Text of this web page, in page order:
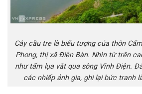
Cây cầu tre là biểu tượng của thôn
Phong, thị xã Điện Bàn. Nhìn từ trên
như tấm lụa vắt qua sông Vĩnh Điện.
các nhiếp ảnh gia, ghi lại bức tranh